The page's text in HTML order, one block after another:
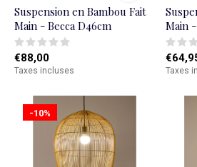
Suspension en Bambou Fait
Main - Becca D46cm
€88,00
Taxes incluses
Main
Taxes
-10%